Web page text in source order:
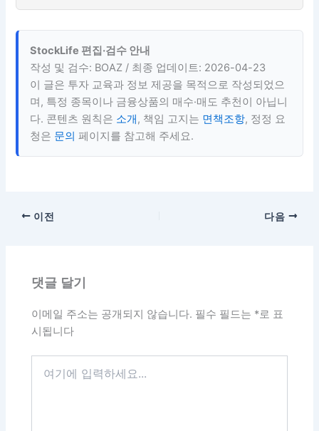
StockLife 편집·검수 안내
작성 및 검수: BOAZ / 최종 업데이트: 2026-04-23
이 글은 투자 교육과 정보 제공을 목적으로 작성되었으
며, 특정 종목이나 금융상품의 매수·매도 추천이 아닙니
다. 콘텐츠 원칙은 소개 , 책임 고지는 면책조항, 정정 요
청은 문의 페이지를 참고해 주세요.
이전 다음
댓글 달기
이메일 주소는 공개되지 않습니다. 필수 필드는 *로 표
시됩니다